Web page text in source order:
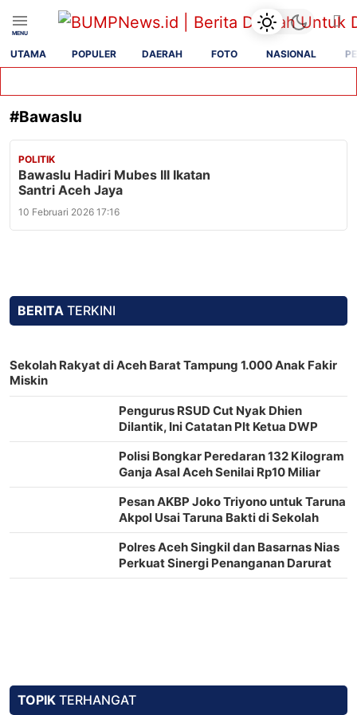
UTAMA POPULER DAERAH FOTO NASIONAL
#Bawaslu
POLITIK
Bawaslu Hadiri Mubes III Ikatan
Santri Aceh Jaya
10 Februari 2026 17:16
BERITA TERKINI
Sekolah Rakyat di Aceh Barat Tampung 1.000 Anak Fakir
Miskin
Pengurus RSUD Cut Nyak Dhien
Dilantik, Ini Catatan Plt Ketua DWP
Aceh Barat
Polisi Bongkar Peredaran 132 Kilogram
Ganja Asal Aceh Senilai Rp10 Miliar
Pesan AKBP Joko Triyono untuk Taruna
Akpol Usai Taruna Bakti di Sekolah
Rakyat
Polres Aceh Singkil dan Basarnas Nias
Perkuat Sinergi Penanganan Darurat
TOPIK TERHANGAT